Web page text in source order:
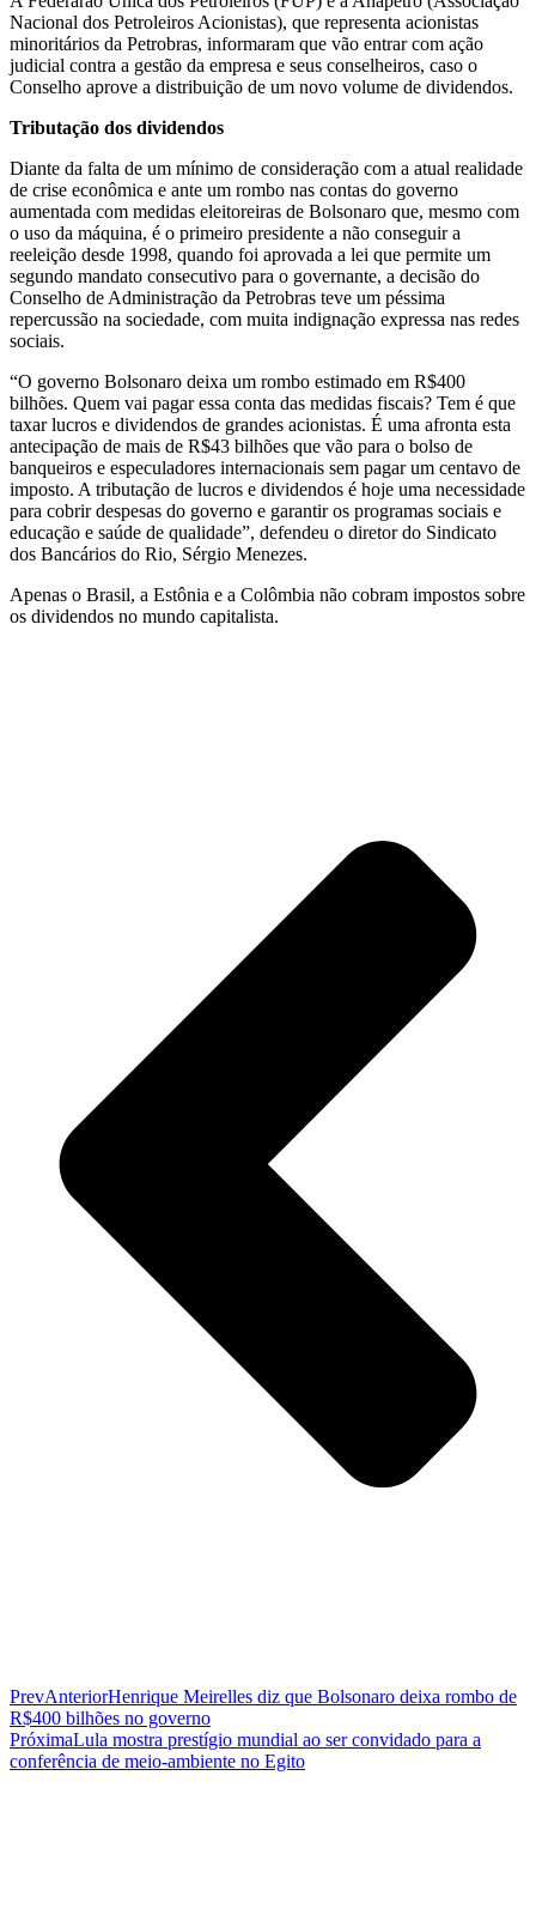
Nacional dos Petroleiros Acionistas), que representa acionistas
minoritários da Petrobras, informaram que vão entrar com ação
judicial contra a gestão da empresa e seus conselheiros, caso o
Conselho aprove a distribuição de um novo volume de dividendos.
Tributação dos dividendos
Diante da falta de um mínimo de consideração com a atual realidade
de crise econômica e ante um rombo nas contas do governo
aumentada com medidas eleitoreiras de Bolsonaro que, mesmo com
o uso da máquina, é o primeiro presidente a não conseguir a
reeleição desde 1998, quando foi aprovada a lei que permite um
segundo mandato consecutivo para o governante, a decisão do
Conselho de Administração da Petrobras teve um péssima
repercussão na sociedade, com muita indignação expressa nas redes
sociais.
“O governo Bolsonaro deixa um rombo estimado em R$400
bilhões. Quem vai pagar essa conta das medidas fiscais? Tem é que
taxar lucros e dividendos de grandes acionistas. É uma afronta esta
antecipação de mais de R$43 bilhões que vão para o bolso de
banqueiros e especuladores internacionais sem pagar um centavo de
imposto. A tributação de lucros e dividendos é hoje uma necessidade
para cobrir despesas do governo e garantir os programas sociais e
educação e saúde de qualidade”, defendeu o diretor do Sindicato
dos Bancários do Rio, Sérgio Menezes.
Apenas o Brasil, a Estônia e a Colômbia não cobram impostos sobre
os dividendos no mundo capitalista.
PrevAnteriorHenrique Meirelles diz que Bolsonaro deixa rombo de
R$400 bilhões no governo
PróximaLula mostra prestígio mundial ao ser convidado para a
conferência de meio-ambiente no Egito